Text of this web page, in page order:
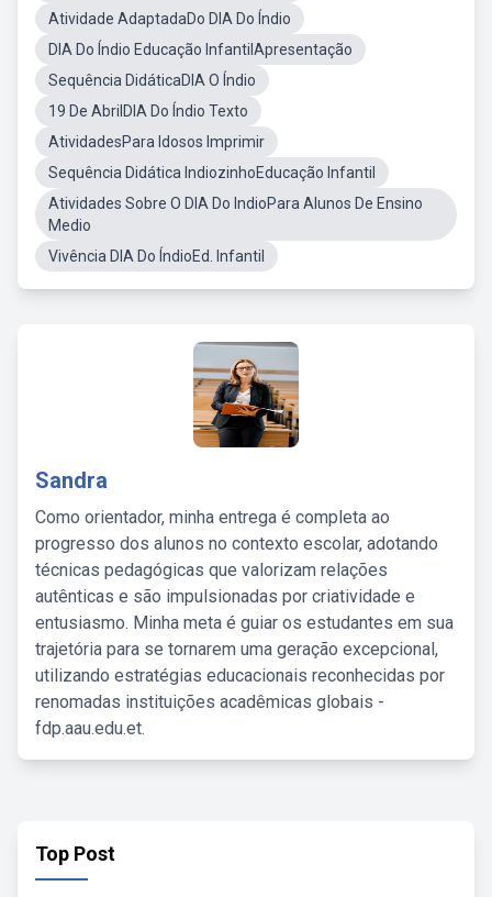
Atividade AdaptadaDo DIA Do Índio
DIA Do Índio Educação InfantilApresentação
Sequência DidáticaDIA O Índio
19 De AbrilDIA Do Índio Texto
AtividadesPara Idosos Imprimir
Sequência Didática IndiozinhoEducação Infantil
Atividades Sobre O DIA Do IndioPara Alunos De Ensino
Medio
Vivência DIA Do ÍndioEd. Infantil
Sandra
Como orientador, minha entrega é completa ao
progresso dos alunos no contexto escolar, adotando
técnicas pedagógicas que valorizam relações
autênticas e são impulsionadas por criatividade e
entusiasmo. Minha meta é guiar os estudantes em sua
trajetória para se tornarem uma geração excepcional,
utilizando estratégias educacionais reconhecidas por
renomadas instituições acadêmicas globais -
fdp.aau.edu.et.
Top Post